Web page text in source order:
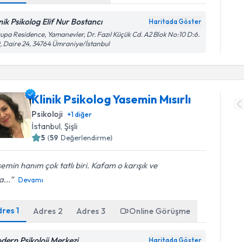
Psikolog Elif Nur Bostancı Haritada Göster
Residence, Yamanevler, Dr. Fazıl Küçük Cd. A2 Blok No:10 D:6.
Daire 24, 34764 Ümraniye/İstanbul
Klinik Psikolog Yasemin Mısırlı
Psikoloji +1diğer
İstanbul ,Şişli
5 (59 Değerlendirme)
hanım çok tatlı biri. Kafam o karışık ve
Devamı
1 Adres 2 Adres3 Online Görüşme
Haritada Göster